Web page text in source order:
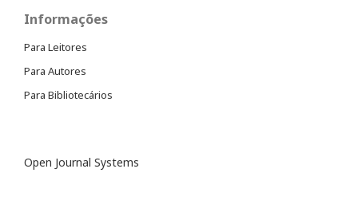
Informações
Para Leitores
Para Autores
Para Bibliotecários
Open Journal Systems